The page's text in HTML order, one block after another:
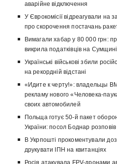
аварійне відключення
У Єврокомісії відреагували на
про скорочення постачань
Вимагали хабар у 80 000 грн:
викрила податківців на Сумщині
Українські військові збили
на рекордній відстані
«Идите к черту!»: владельцы
рекламу нового «Человека-
своих автомобилей
Польща готує 50-й пакет
України: посол Боднар розповів
В Укрпошті прокоментували
друкувати ІПН на квитанціях
Росія атакувала FPV-дронами